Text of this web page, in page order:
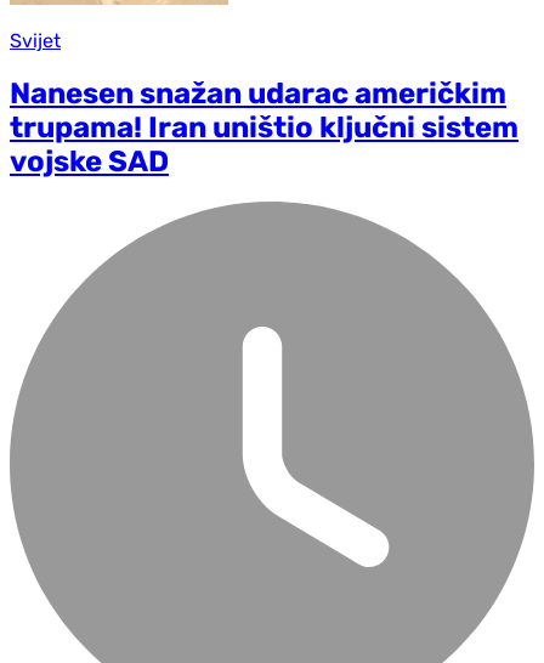
Svijet
Nanesen snažan udarac američkim
trupama! Iran uništio ključni sistem
vojske SAD